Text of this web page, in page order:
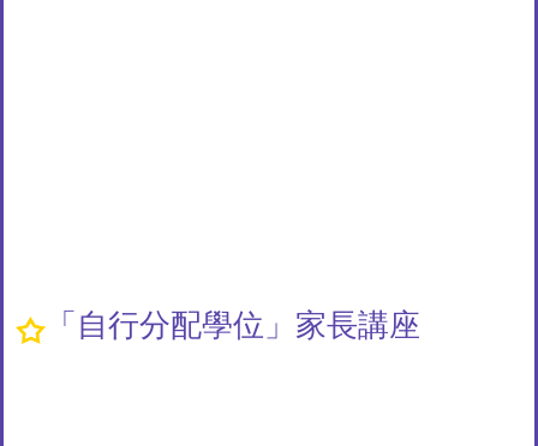
「自行分配學位」家長講座